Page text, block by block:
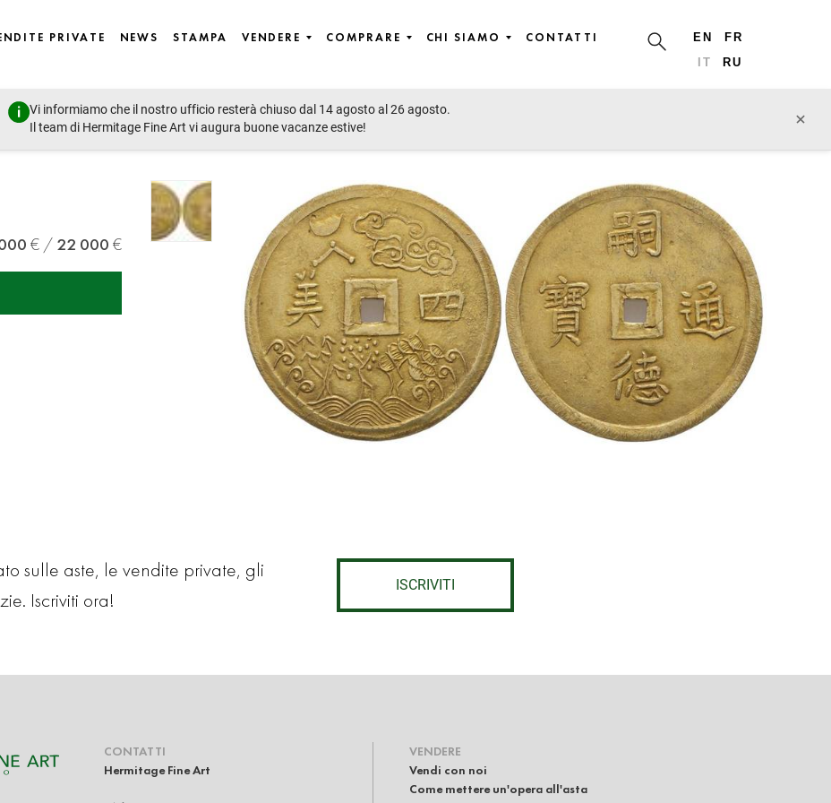
PRIVATE NEWS STAMPA VENDERE COMPRARE CHI SIAMO CONTATTI EN
FR
IT
RU
Vi informiamo che il nostro ufficio resterà chiuso dal 14 agosto al 26 agosto.
Il team di Hermitage Fine Art vi augura buone vacanze estive!
×
22 000
sulle aste, le vendite private, gli
Iscriviti ora!
ISCRIVITI
CONTATTI
Hermitage Fine Art
VENDERE
Vendi con noi
Come mettere un'opera all'asta